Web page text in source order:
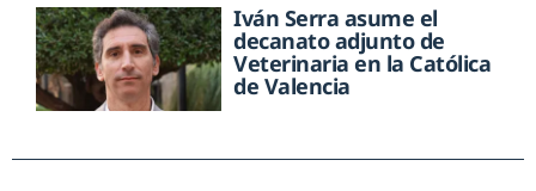
Iván Serra asume el
decanato adjunto de
Veterinaria en la Católica
de Valencia